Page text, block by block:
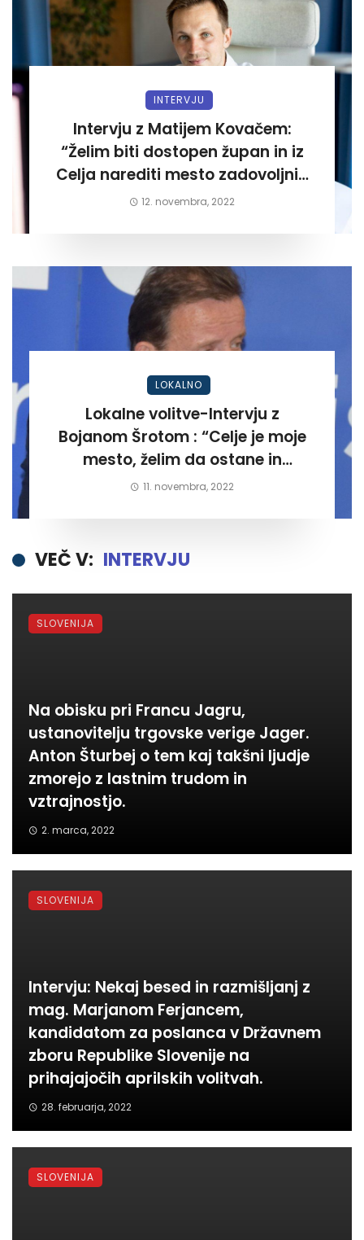
INTERVJU
Intervju z Matijem Kovačem:
“Želim biti dostopen župan in iz
Celja narediti mesto zadovoljnih
meščanov”
12. novembra, 2022
LOKALNO
Lokalne volitve-Intervju z
Bojanom Šrotom : “Celje je moje
mesto, želim da ostane in
postane kraj kjer bodo ljudje
11. novembra, 2022
VEČ V: INTERVJU
Na obisku pri Francu Jagru,
ustanovitelju trgovske verige Jager.
Anton Šturbej o tem kaj takšni ljudje
zmorejo z lastnim trudom in
vztrajnostjo.
2. marca, 2022
SLOVENIJA
Intervju: Nekaj besed in razmišljanj z
mag. Marjanom Ferjancem,
kandidatom za poslanca v Državnem
zboru Republike Slovenije na
prihajajočih aprilskih volitvah.
28. februarja, 2022
SLOVENIJA
SLOVENIJA